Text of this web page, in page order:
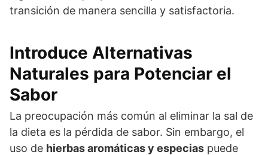
transición de manera sencilla y satisfactoria.
Introduce Alternativas
Naturales para Potenciar el
Sabor
La preocupación más común al eliminar la sal de
la dieta es la pérdida de sabor. Sin embargo, el
uso de hierbas aromáticas y especias puede